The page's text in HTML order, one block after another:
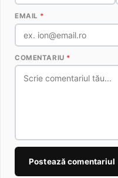
EMAIL *
COMENTARIU *
Postează comentariul